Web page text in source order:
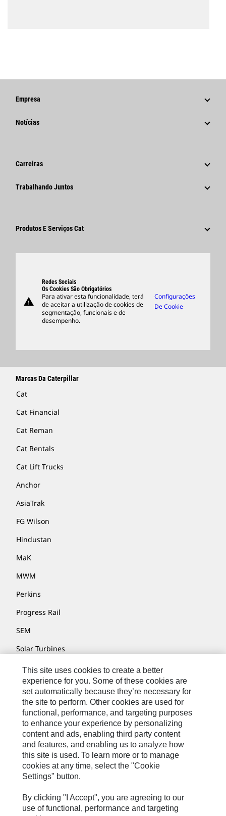
Empresa
Estratégia
Código De Conduta
Inovação
Notícias
Comunicados À Imprensa Corporativos
Carreiras
Por Que A Caterpillar?
Trabalhando Juntos
Fornecedores
Produtos E Serviços Cat
Suporte
Merchandise
Encontrar Um Revendedor
warning
Redes Sociais
Os Cookies São Obrigatórios
Para ativar esta funcionalidade, terá
de aceitar a utilização de cookies de
segmentação, funcionais e de
desempenho.
Configurações
De Cookie
Marcas Da Caterpillar
Cat
Cat Financial
Cat Reman
Cat Rentals
Cat Lift Trucks
Anchor
AsiaTrak
FG Wilson
Hindustan
MaK
MWM
Perkins
Progress Rail
SEM
Solar Turbines
SPM Oil & Gas
Turner Powertrain Systems
Fale Conosco
Mapa Do Local
Cookie Settings
Termos De Uso
Cat.com
This site uses cookies to create a better
experience for you. Some of these cookies are
set automatically because they’re necessary for
the site to perform. Other cookies are used for
functional, performance, and targeting purposes
to enhance your experience by personalizing
content and ads, enabling third party content
and features, and enabling us to analyze how
this site is used. To learn more or to manage
cookies at any time, select the "Cookie
Settings" button.
By clicking "I Accept", you are agreeing to our
use of functional, performance and targeting